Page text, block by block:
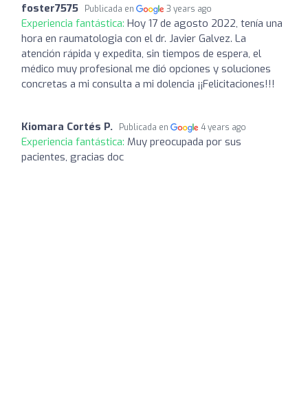
foster7575 Publicada en 3 years ago
Experiencia fantástica: Hoy 17 de agosto 2022, tenía una
hora en raumatologia con el dr. Javier Galvez. La
atención rápida y expedita, sin tiempos de espera, el
médico muy profesional me dió opciones y soluciones
concretas a mi consulta a mi dolencia ¡¡Felicitaciones!!!
Kiomara Cortés P. Publicada en 4 years ago
Experiencia fantástica: Muy preocupada por sus
pacientes, gracias doc